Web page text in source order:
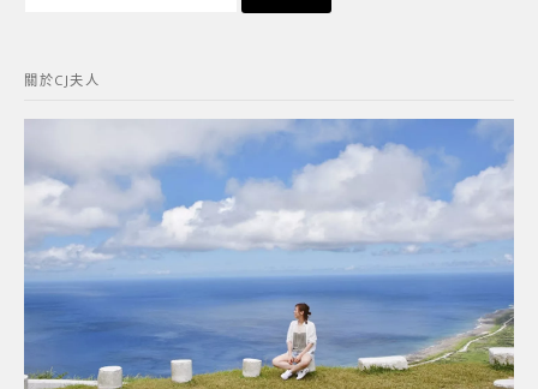
字:
關於CJ夫人